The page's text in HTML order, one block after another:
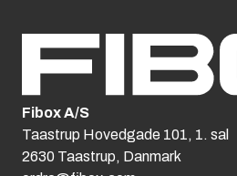
Fibox A/S
Taastrup Hovedgade 101, 1. sal
2630 Taastrup, Danmark